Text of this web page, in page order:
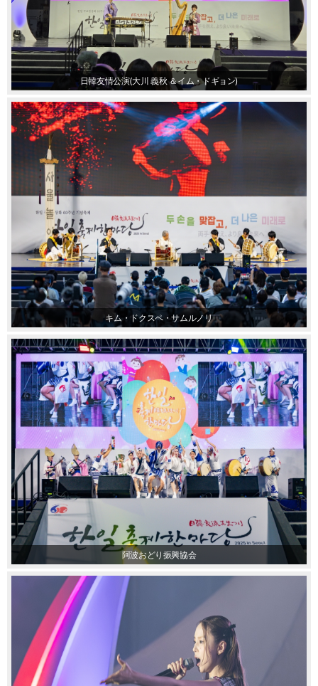
日韓友情公演(大川 義秋 ＆イム・ドギョン)
キム・ドクスペ・サムルノリ
阿波おどり振興協会